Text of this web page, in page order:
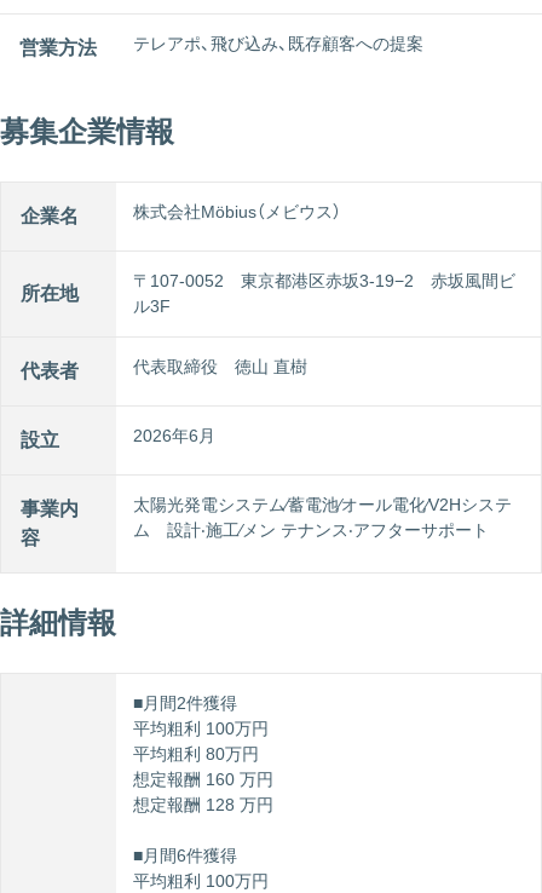
営業方法 テレアポ、飛び込み、既存顧客への提案
募集企業情報
企業名 株式会社Möbius（メビウス）
所在地
〒107-0052 東京都港区⾚坂3-19−2 ⾚坂⾵間ビ
ル3F
代表者 代表取締役 徳⼭ 直樹
設立 2026年6⽉
事業内
容
太陽光発電システム∕蓄電池∕オール電化∕V2Hシステ
ム 設計‧施⼯∕メン テナンス‧アフターサポート
詳細情報
■月間2件獲得
平均粗利 100万円
平均粗利 80万円
想定報酬 160 万円
想定報酬 128 万円
■月間6件獲得
平均粗利 100万円